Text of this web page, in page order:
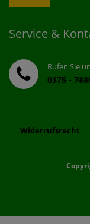
Service &
Rufen Sie
0375 -
Widerrufsrecht